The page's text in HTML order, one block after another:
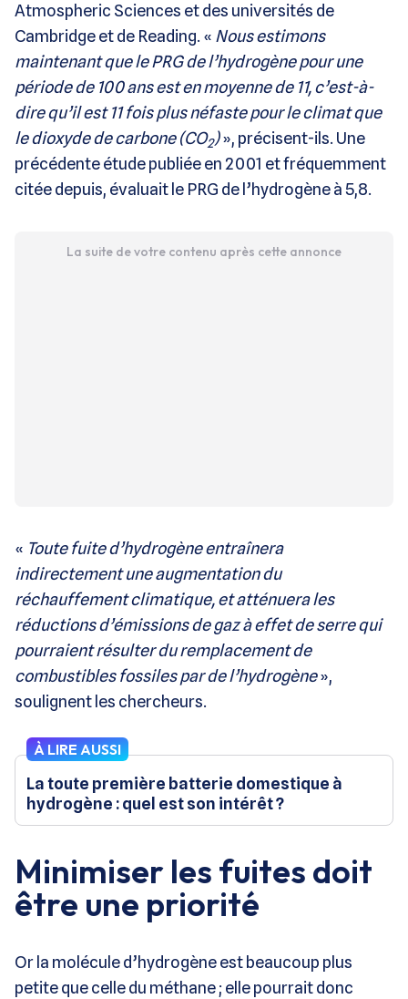
Atmospheric Sciences et des universités de
Cambridge et de Reading. « Nous estimons
maintenant que le PRG de l’hydrogène pour une
période de 100 ans est en moyenne de 11, c’est-à-
dire qu’il est 11 fois plus néfaste pour le climat que
le dioxyde de carbone (CO2)», précisent-ils. Une
précédente étude publiée en 2001 et fréquemment
citée depuis, évaluait le PRG de l’hydrogène à 5,8.
La suite de votre contenu après cette annonce
« Toute fuite d’hydrogène entraînera
indirectement une augmentation du
réchauffement climatique, et atténuera les
réductions d’émissions de gaz à effet de serre qui
pourraient résulter du remplacement de
combustibles fossiles par de l’hydrogène»,
soulignent les chercheurs.
À LIRE AUSSI
La toute première batterie domestique à
hydrogène : quel est son intérêt ?
Minimiser les fuites doit
être une priorité
Or la molécule d’hydrogène est beaucoup plus
petite que celle du méthane ; elle pourrait donc